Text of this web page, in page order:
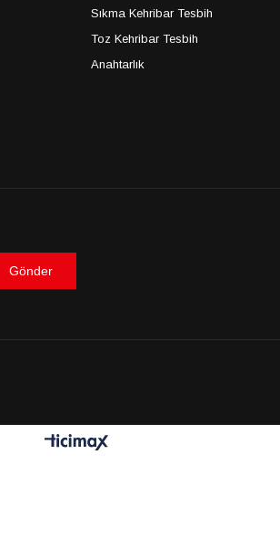
Sıkma Kehribar Tesbih
Toz Kehribar Tesbih
Anahtarlık
Gönder